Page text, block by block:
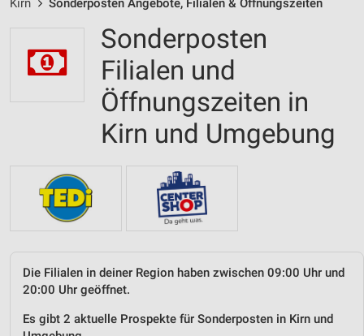
Kirn Sonderposten Angebote, Filialen & Öffnungszeiten
Sonderposten
Filialen und
Öffnungszeiten in
Kirn und Umgebung
Die Filialen in deiner Region haben zwischen 09:00 Uhr und
20:00 Uhr geöffnet.
Es gibt 2 aktuelle Prospekte für Sonderposten in Kirn und